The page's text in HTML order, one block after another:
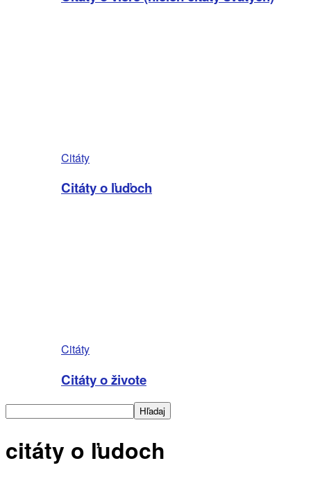
Citáty
Citáty o ľuďoch
Citáty
Citáty o živote
citáty o ľudoch